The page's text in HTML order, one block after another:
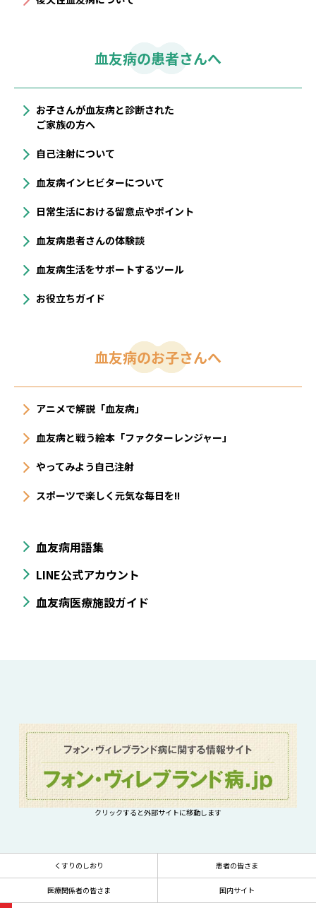
血友病の患者さんへ
お子さんが血友病と診断された
ご家族の方へ
自己注射について
血友病インヒビターについて
⽇常⽣活における留意点やポイント
血友病患者さんの体験談
血友病生活をサポートするツール
お役立ちガイド
血友病のお子さんへ
アニメで解説「血友病」
血友病と戦う絵本「ファクターレンジャー」
やってみよう自己注射
スポーツで楽しく元気な毎日を!!
血友病用語集
LINE公式アカウント
血友病医療施設ガイド
クリックすると外部サイトに移動します
くすりのしおり 患者の皆さま
医療関係者の皆さま 国内サイト